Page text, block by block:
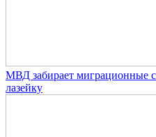
МВД забирает миграционные
лазейку